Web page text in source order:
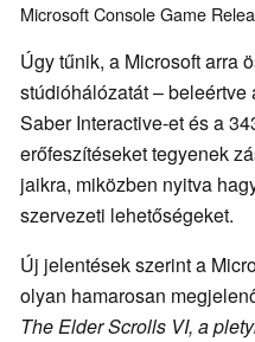
MicrosoftConsoleGame
Úgy tűnik, a Microsoft arra
stúdióhálózatát –
Saber Interactive-et és a
erőfeszítéseket tegyenek
jaikra, miközben nyitva
szervezeti lehetőségeket.
Új jelentések szerint a
olyan hamarosan
The Elder Scrolls VI, a